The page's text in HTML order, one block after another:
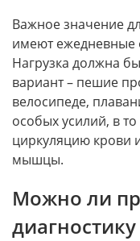
Важное значение
имеют ежедневные
Нагрузка должна
вариант – пешие
велосипеде,
особых усилий, в
циркуляцию крови
мышцы.
Можно ли
диагностику